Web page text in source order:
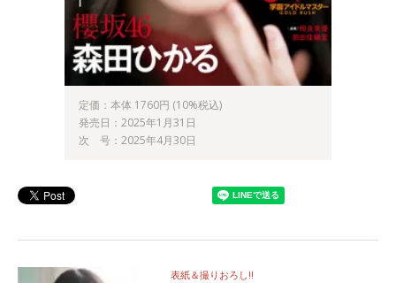
定価：本体 1760円 (10%税込)
発売日：2025年1月31日
次 号：2025年4月30日
表紙＆撮りおろし‼